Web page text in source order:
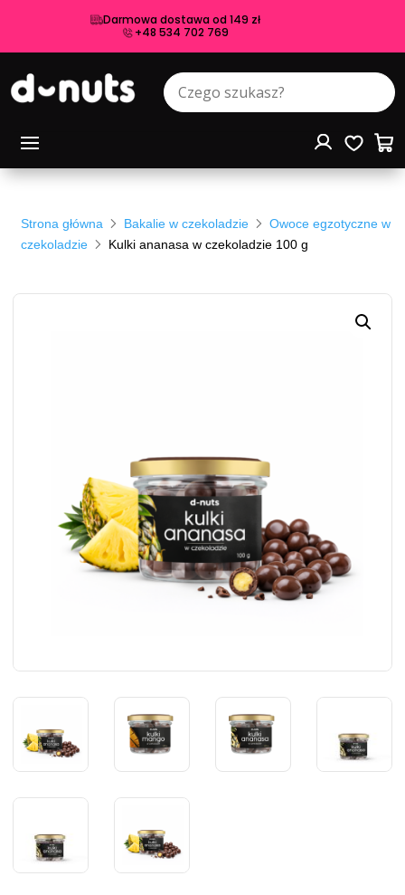
Darmowa dostawa od 149 zł
+48 534 702 769
Strona główna Bakalie w czekoladzie
Owoce egzotyczne w
czekoladzie
Kulki ananasa w czekoladzie 100 g